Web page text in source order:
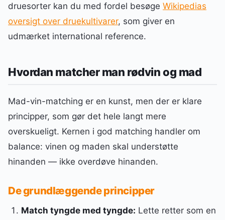
druesorter kan du med fordel besøge Wikipedias
oversigt over druekultivarer, som giver en
udmærket international reference.
Hvordan matcher man rødvin og mad
Mad-vin-matching er en kunst, men der er klare
principper, som gør det hele langt mere
overskueligt. Kernen i god matching handler om
balance: vinen og maden skal understøtte
hinanden — ikke overdøve hinanden.
De grundlæggende principper
Match tyngde med tyngde: Lette retter som en